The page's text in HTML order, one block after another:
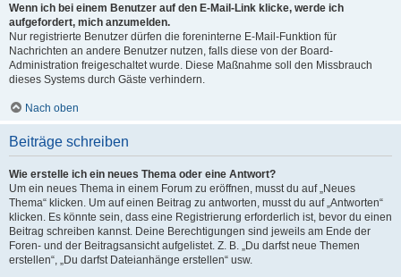
Wenn ich bei einem Benutzer auf den E-Mail-Link klicke, werde ich
aufgefordert, mich anzumelden.
Nur registrierte Benutzer dürfen die foreninterne E-Mail-Funktion für
Nachrichten an andere Benutzer nutzen, falls diese von der Board-
Administration freigeschaltet wurde. Diese Maßnahme soll den Missbrauch
dieses Systems durch Gäste verhindern.
Nach oben
Beiträge schreiben
Wie erstelle ich ein neues Thema oder eine Antwort?
Um ein neues Thema in einem Forum zu eröffnen, musst du auf „Neues
Thema“ klicken. Um auf einen Beitrag zu antworten, musst du auf „Antworten“
klicken. Es könnte sein, dass eine Registrierung erforderlich ist, bevor du einen
Beitrag schreiben kannst. Deine Berechtigungen sind jeweils am Ende der
Foren- und der Beitragsansicht aufgelistet. Z. B. „Du darfst neue Themen
erstellen“, „Du darfst Dateianhänge erstellen“ usw.